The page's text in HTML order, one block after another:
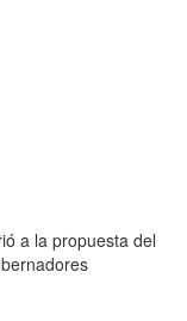
a la propuesta del